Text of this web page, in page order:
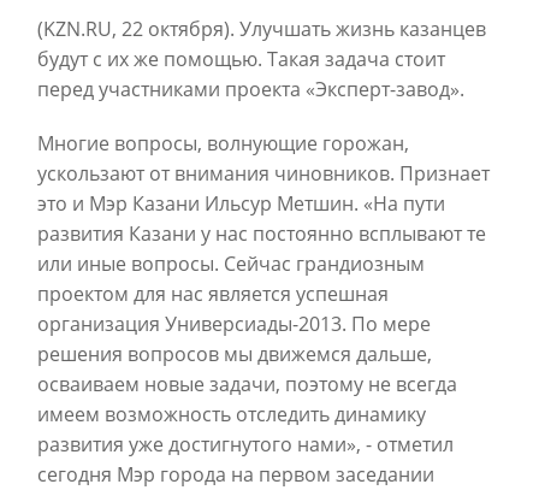
(KZN.RU, 22 октября). Улучшать жизнь казанцев
будут с их же помощью. Такая задача стоит
перед участниками проекта «Эксперт-завод».
Многие вопросы, волнующие горожан,
ускользают от внимания чиновников. Признает
это и Мэр Казани Ильсур Метшин. «На пути
развития Казани у нас постоянно всплывают те
или иные вопросы. Сейчас грандиозным
проектом для нас является успешная
организация Универсиады-2013. По мере
решения вопросов мы движемся дальше,
осваиваем новые задачи, поэтому не всегда
имеем возможность отследить динамику
развития уже достигнутого нами», - отметил
сегодня Мэр города на первом заседании